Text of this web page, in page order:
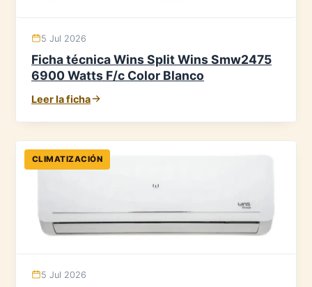
5 Jul 2026
Ficha técnica Wins Split Wins Smw2475
6900 Watts F/c Color Blanco
Leer la ficha
CLIMATIZACIÓN
5 Jul 2026